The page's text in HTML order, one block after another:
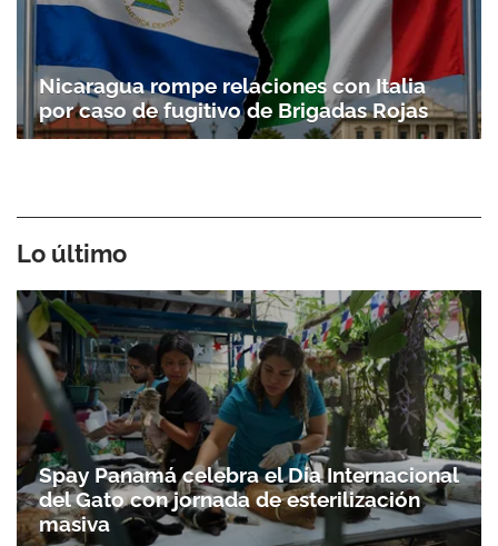
Nicaragua rompe relaciones con Italia
por caso de fugitivo de Brigadas Rojas
Lo último
Spay Panamá celebra el Día Internacional
del Gato con jornada de esterilización
masiva